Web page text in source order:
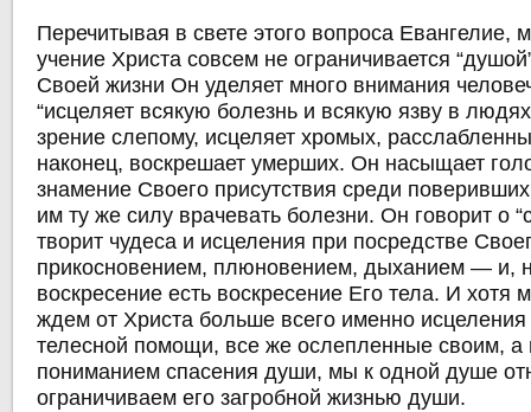
Перечитывая в свете этого вопроса Евангелие,
учение Христа совсем не ограничивается
Своей жизни Он уделяет много внимания
“исцеляет всякую болезнь и всякую язву в
зрение слепому, исцеляет хромых,
наконец, воскрешает умерших. Он насыщает
знамение Своего присутствия среди
им ту же силу врачевать болезни. Он говорит о
творит чудеса и исцеления при посредстве
прикосновением, плюновением, дыханием — и,
воскресение есть воскресение Его тела. И
ждем от Христа больше всего именно
телесной помощи, все же ослепленные своим, а
пониманием спасения души, мы к одной душе
ограничиваем его загробной жизнью души.